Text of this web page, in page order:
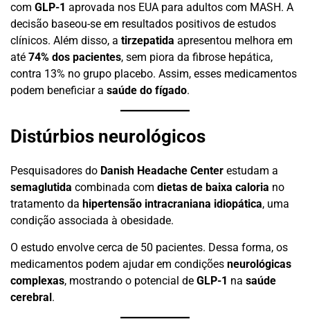
com GLP-1 aprovada nos EUA para adultos com MASH. A
decisão baseou-se em resultados positivos de estudos
clínicos. Além disso, a tirzepatida apresentou melhora em
até 74% dos pacientes, sem piora da fibrose hepática,
contra 13% no grupo placebo. Assim, esses medicamentos
podem beneficiar a saúde do fígado.
Distúrbios neurológicos
Pesquisadores do Danish Headache Center estudam a
semaglutida combinada com dietas de baixa caloria no
tratamento da hipertensão intracraniana idiopática, uma
condição associada à obesidade.
O estudo envolve cerca de 50 pacientes. Dessa forma, os
medicamentos podem ajudar em condições neurológicas
complexas, mostrando o potencial de GLP-1 na saúde
cerebral.